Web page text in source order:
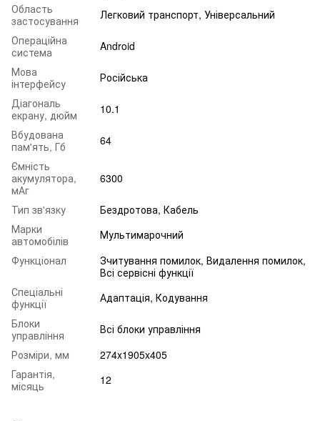
Область
застосування
Легковий транспорт, Універсальний
Операційна
система
Android
Мова
інтерфейсу
Російська
Діагональ
екрану, дюйм
10.1
Вбудована
пам'ять, Гб
64
Ємність
акумулятора,
мАг
6300
Тип зв'язку
Бездротова, Кабель
Марки
автомобілів
Мультимарочний
Функціонал
Зчитування помилок, Видалення помилок,
Всі сервісні функції
Спеціальні
функції
Адаптація, Кодування
Блоки
управління
Всі блоки управління
Розміри, мм
274x1905x405
Гарантія,
місяць
12